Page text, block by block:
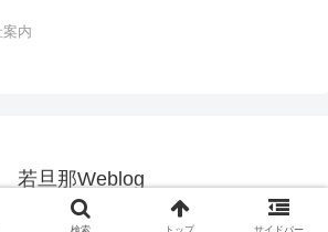
内
若旦那Weblog
若旦那Weblog All Rights Reserved.
検索 トップ サイドバー